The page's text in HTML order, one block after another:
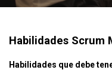
Habilidades Scrum
Habilidades que debe